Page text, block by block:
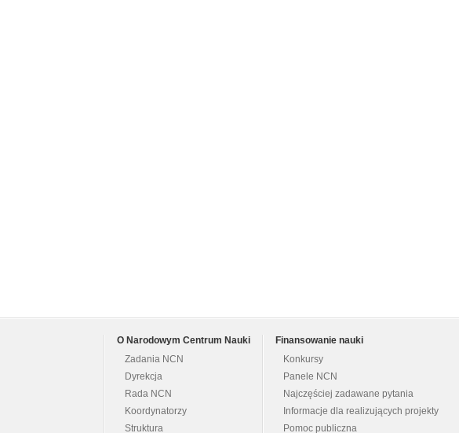
O Narodowym Centrum Nauki
Zadania NCN
Dyrekcja
Rada NCN
Koordynatorzy
Struktura
Finansowanie nauki
Konkursy
Panele NCN
Najczęściej zadawane pytania
Informacje dla realizujących projekty
Pomoc publiczna